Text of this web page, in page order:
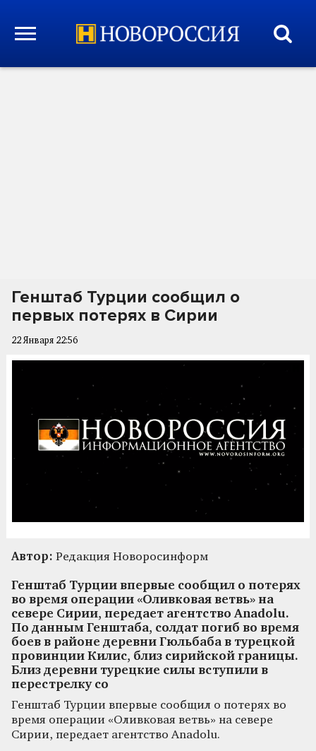
Генштаб Турции сообщил о
первых потерях в Сирии
22 Января 22:56
Автор: Редакция Новоросинформ
Генштаб Турции впервые сообщил о потерях
во время операции «Оливковая ветвь» на
севере Сирии, передает агентство Anadolu.
По данным Генштаба, солдат погиб во время
боев в районе деревни Гюльбаба в турецкой
провинции Килис, близ сирийской границы.
Близ деревни турецкие силы вступили в
перестрелку со
Генштаб Турции впервые сообщил о потерях во
время операции «Оливковая ветвь» на севере
Сирии, передает агентство Anadolu.